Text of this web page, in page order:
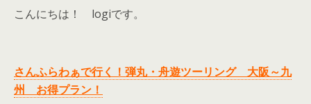
こんにちは！ logiです。
さんふらわぁで行く！弾丸・舟遊ツーリング 大阪～九
州 お得プラン！